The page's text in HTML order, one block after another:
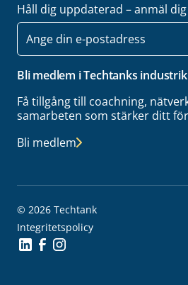
Håll dig uppdaterad – anmäl
E-
post
Bli medlem i Techtanks
Få tillgång till coachning,
samarbeten som stärker ditt
Bli medlem
© 2026 Techtank
Integritetspolicy
Social Icon
Social Icon
Social Icon